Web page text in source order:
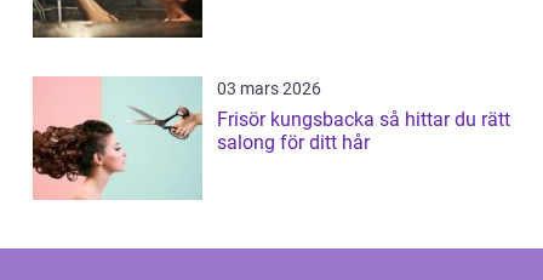
03 mars 2026
Frisör kungsbacka så hittar du rätt
salong för ditt hår